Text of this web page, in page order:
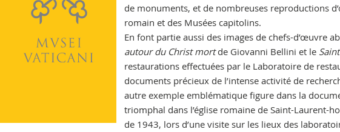
de monuments, et de nombreuses reproductions
romain et des Musées capitolins.
En font partie aussi des images de chefs-d’œuvre
autour du Christ mortde Giovanni Bellini et le
restaurations effectuées par le Laboratoire de
documents précieux de l’intense activité de
autre exemple emblématique figure dans la
triomphal dans l’église romaine de Saint-Laurent-
de 1943, lors d’une visite sur les lieux des